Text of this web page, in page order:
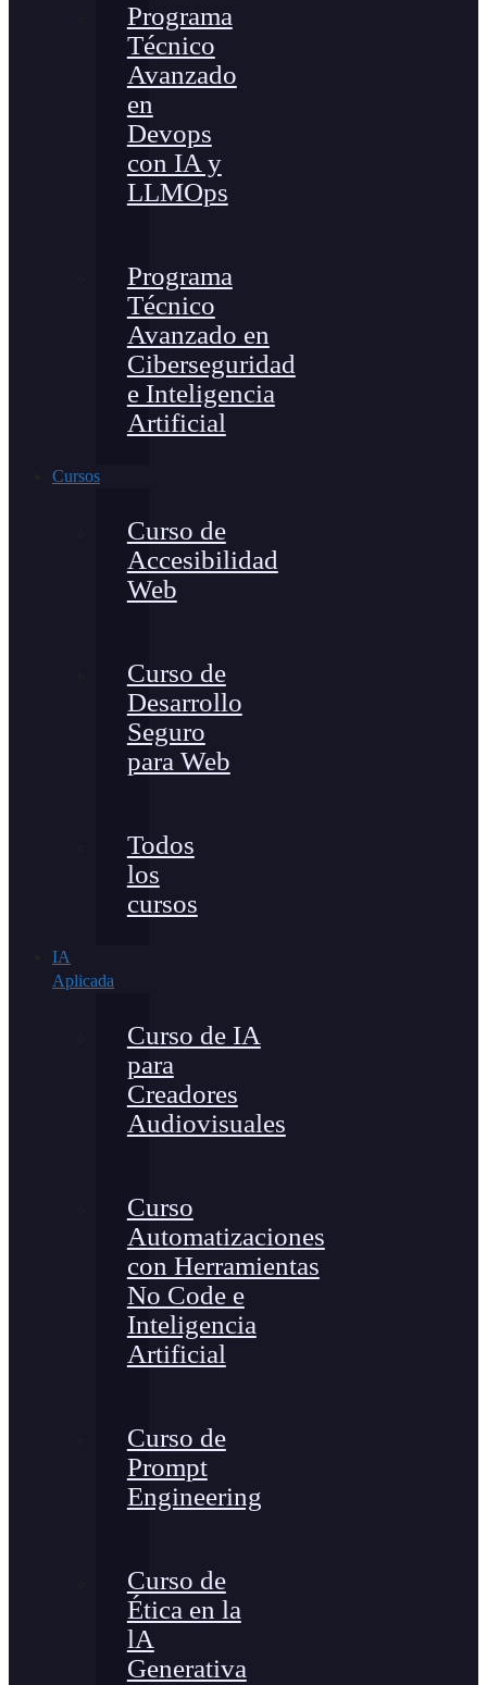
Programa
Técnico
Avanzado
en
Devops
con IA y
LLMOps
Programa
Técnico
Avanzado en
Ciberseguridad
e Inteligencia
Artificial
Cursos
Curso de
Accesibilidad
Web
Curso de
Desarrollo
Seguro
para Web
Todos
los
cursos
IA
Aplicada
Curso de IA
para
Creadores
Audiovisuales
Curso
Automatizaciones
con Herramientas
No Code e
Inteligencia
Artificial
Curso de
Prompt
Engineering
Curso de
Ética en la
lA
Generativa